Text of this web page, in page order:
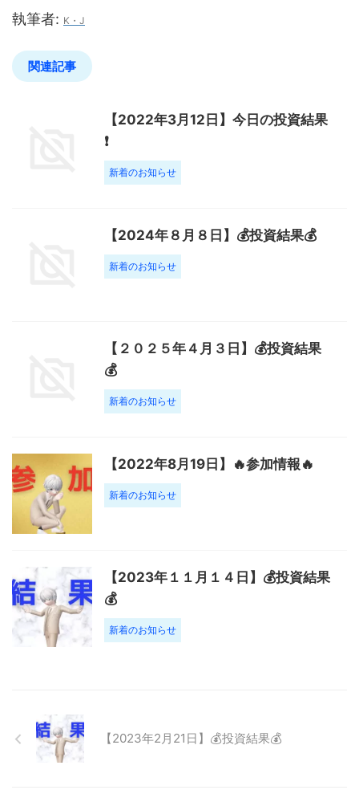
執筆者: K・J
関連記事
【2022年3月12日】今日の投資結果
❗️
新着のお知らせ
【2024年８月８日】💰投資結果💰
新着のお知らせ
【２０２５年４月３日】💰投資結果
💰
新着のお知らせ
【2022年8月19日】🔥参加情報🔥
新着のお知らせ
【2023年１１月１４日】💰投資結果
💰
新着のお知らせ
【2023年2月21日】💰投資結果💰